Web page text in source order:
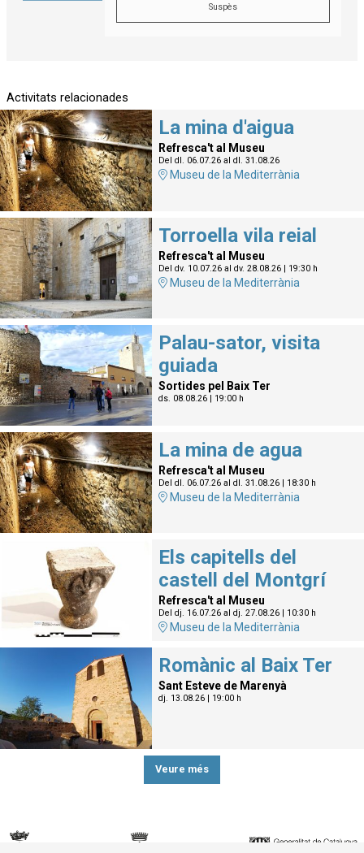
Suspès
Activitats relacionades
La mina d'aigua
Refresca't al Museu
Del dl. 06.07.26al dl. 31.08.26
Museu de la Mediterrània
Torroella vila reial
Refresca't al Museu
Del dv. 10.07.26al dv. 28.08.26| 19:30 h
Museu de la Mediterrània
Palau-sator, visita
guiada
Sortides pel Baix Ter
ds. 08.08.26| 19:00 h
La mina de agua
Refresca't al Museu
Del dl. 06.07.26al dl. 31.08.26| 18:30 h
Museu de la Mediterrània
Els capitells del
castell del Montgrí
Refresca't al Museu
Del dj. 16.07.26al dj. 27.08.26| 10:30 h
Museu de la Mediterrània
Romànic al Baix Ter
Sant Esteve de Marenyà
dj. 13.08.26| 19:00 h
Veure més